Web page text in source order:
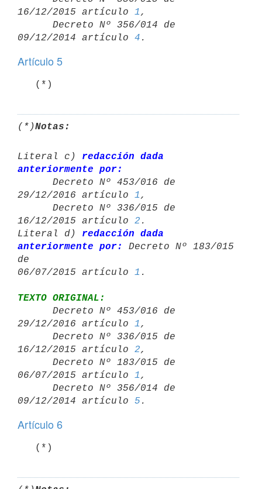
16/12/2015 artículo 1 ,
09/12/2014 artículo 4
Artículo 5
   (*)
(*)Notas:
Literal c) redacción dada
anteriormente por:
29/12/2016 artículo 1 ,
16/12/2015 artículo 2 .
Literal d) redacción dada
anteriormente por:
Decreto Nº 183/015
de
06/07/2015 artículo 1
TEXTO ORIGINAL:
29/12/2016 artículo 1 ,
16/12/2015 artículo 2,
06/07/2015 artículo 1 ,
09/12/2014 artículo 5
Artículo 6
   (*)